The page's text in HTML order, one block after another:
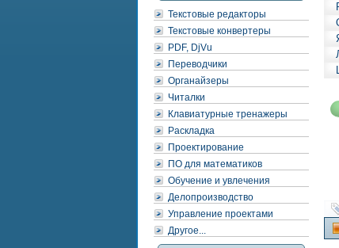
Текстовые редакторы
Текстовые конвертеры
PDF, DjVu
Переводчики
Органайзеры
Читалки
Клавиатурные тренажеры
Раскладка
Проектирование
ПО для математиков
Обучение и увлечения
Делопроизводство
Управление проектами
Другое...